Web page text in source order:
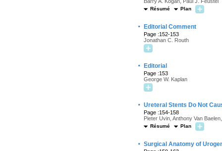
Résumé Plan
· Editorial Comment
Page :152-153
Jonathan C. Routh
· Editorial
Page :153
George W. Kaplan
· Ureteral Stents Do Not
Page :154-158
Pieter Uvin, Anthony Van
Résumé Plan
· Surgical Anatomy of